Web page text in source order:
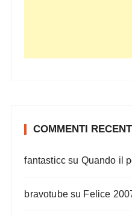
COMMENTI
fantasticc su Quando il
bravotubesu Felice